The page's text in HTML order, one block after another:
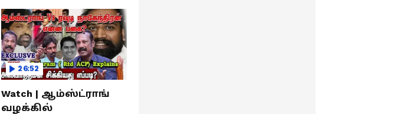
26:52
Watch | ஆம்ஸ்ட்ராங்
வழக்கில்